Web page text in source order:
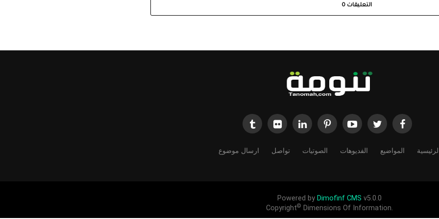
التعليقات 0
المواضيع الفديوهات الصوتيات تواصل ارسال موضوع
Powered by Dimofinf CMS v5.0.0
Copyright© Dimensions Of Information.